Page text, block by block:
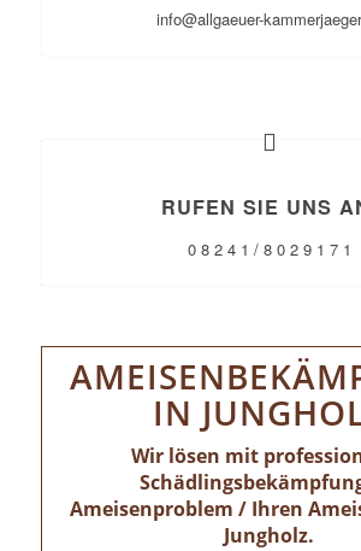
info@allgaeuer-
RUFEN SIE UNS
0 8 2 4 1 / 8 0 2 9 1 7 1
IN
Wir lösen mit
Ameisenproblem / Ihren
Jungholz.